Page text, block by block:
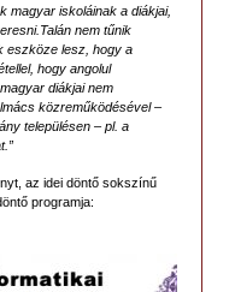
magyar iskoláinak a diákjai,
Talán nem tűnik
eszköze lesz, hogy a
hogy angolul
diákjai nem
közreműködésével –
településen – pl. a
az idei döntő sokszínű
programja: